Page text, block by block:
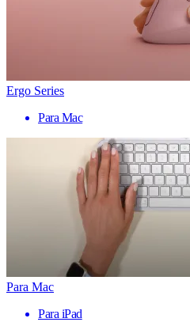
Ergo Series
Para Mac
Para Mac
Para iPad